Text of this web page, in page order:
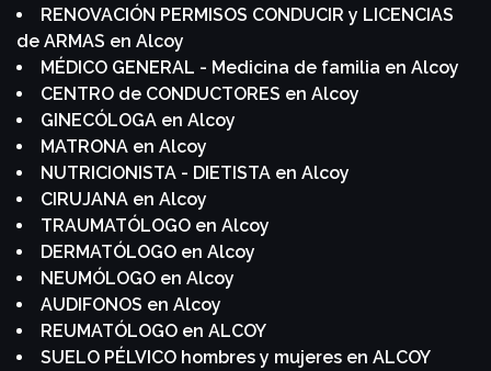
RENOVACIÓN PERMISOS CONDUCIR y LICENCIAS
de ARMAS en Alcoy
MÉDICO GENERAL - Medicina de familia en Alcoy
CENTRO de CONDUCTORES en Alcoy
GINECÓLOGA en Alcoy
MATRONA en Alcoy
NUTRICIONISTA - DIETISTA en Alcoy
CIRUJANA en Alcoy
TRAUMATÓLOGO en Alcoy
DERMATÓLOGO en Alcoy
NEUMÓLOGO en Alcoy
AUDIFONOS en Alcoy
REUMATÓLOGO en ALCOY
SUELO PÉLVICO hombres y mujeres en ALCOY